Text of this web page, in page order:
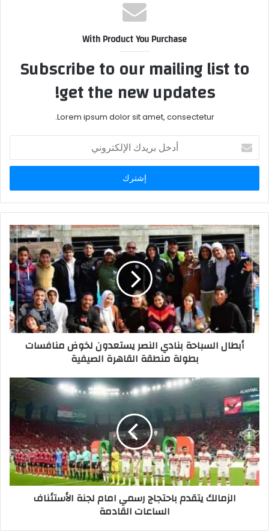
With Product You Purchase
Subscribe to our mailing list to
get the new updates!
Lorem ipsum dolor sit amet, consectetur.
أدخل
بريدك
الإلكتروني
أبطال السباحة بنادي النصر يستعدون لخوض منافسات
بطولة منطقة القاهرة الصيفية
الزمالك يتقدم باحتجاج رسمي امام لجنة الأستئناف
الساعات القادمة